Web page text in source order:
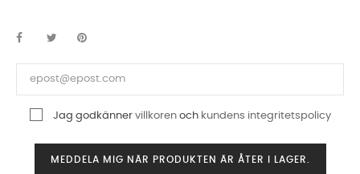
Jag godkänner villkorenoch kundens integritetspolicy
MEDDELA MIG NÄR PRODUKTEN ÄR ÅTER I LAGER.